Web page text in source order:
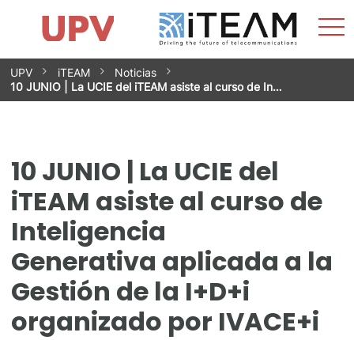
Saltar
contenido
Impacto
Grupos de investigación
Instalaciones
Spin-offs
Contacto
Prácticas
Noticias
Unidad de Igualdad
UPV iTEAM
Noticias
10 JUNIO | La UCIE del iTEAM asiste al curso de In…
10 JUNIO | La UCIE del
iTEAM asiste al curso de
Inteligencia
Generativa aplicada a la
Gestión de la I+D+i
organizado por IVACE+i